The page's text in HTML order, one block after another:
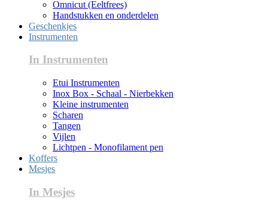
Omnicut (Eeltfrees)
Handstukken en onderdelen
Geschenkjes
Instrumenten
In Instrumenten
Etui Instrumenten
Inox Box - Schaal - Nierbekken
Kleine instrumenten
Scharen
Tangen
Vijlen
Lichtpen - Monofilament pen
Koffers
Mesjes
In Mesjes